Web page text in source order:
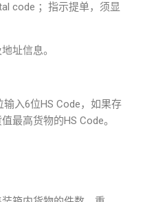
code ；指示提单，须显
址信息。
输入6位HS Code，如果存
最高货物的HS Code。